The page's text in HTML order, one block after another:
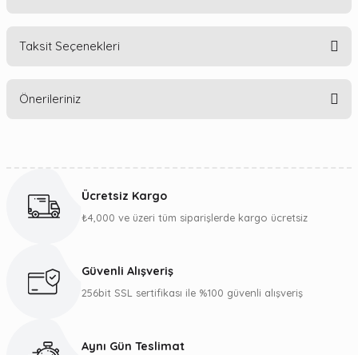
Taksit Seçenekleri
Önerileriniz
Görüş ve önerileriniz için teşekkür ederiz.
Ürün bilgilerinde hatalar bulunuyor.
Ücretsiz Kargo
₺4,000 ve üzeri tüm siparişlerde kargo ücretsiz
Güvenli Alışveriş
256bit SSL sertifikası ile %100 güvenli alışveriş
Aynı Gün Teslimat